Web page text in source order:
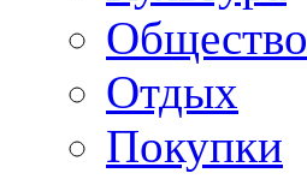
Общество
Отдых
Покупки